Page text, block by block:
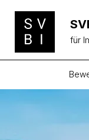
für